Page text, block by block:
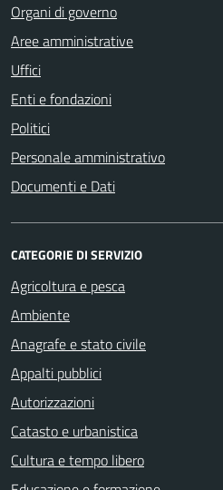
Organi di governo
Aree amministrative
Uffici
Enti e fondazioni
Politici
Personale amministrativo
Documenti e Dati
CATEGORIE DI SERVIZIO
Agricoltura e pesca
Ambiente
Anagrafe e stato civile
Appalti pubblici
Autorizzazioni
Catasto e urbanistica
Cultura e tempo libero